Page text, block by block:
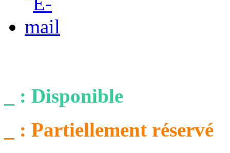
_ : Disponible
_ : Partiellement réservé